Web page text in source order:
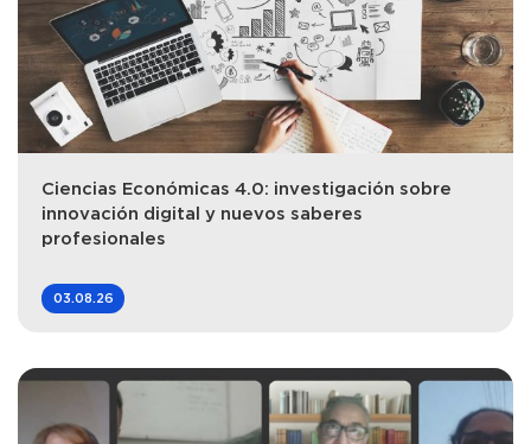
Ciencias Económicas 4.0: investigación sobre
innovación digital y nuevos saberes
profesionales
03.08.26